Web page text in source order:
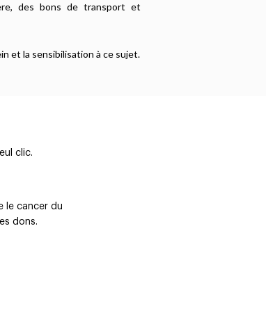
des bons de transport et
et la sensibilisation à ce sujet.
clic.
le cancer du
dons.